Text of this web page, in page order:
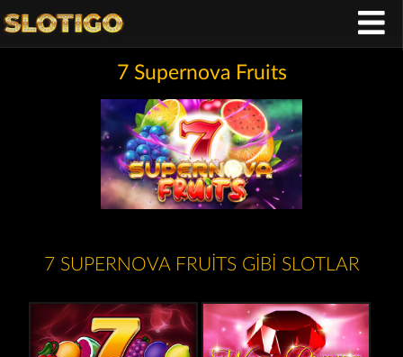
7 Supernova Fruits
7 SUPERNOVA FRUITS GIBI SLOTLAR